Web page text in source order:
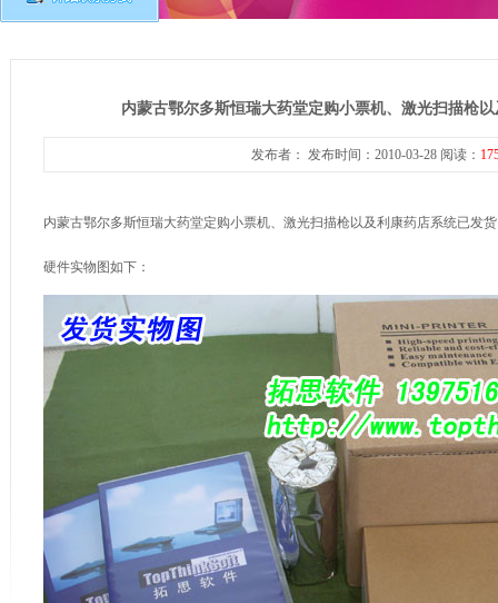
内蒙古鄂尔多斯恒瑞大药堂定购小票机、激光扫描枪
发布者： 发布时间：2010-03-28 阅读：
内蒙古鄂尔多斯恒瑞大药堂定购小票机、激光扫描枪以及利康药店系统已发
硬件实物图如下：